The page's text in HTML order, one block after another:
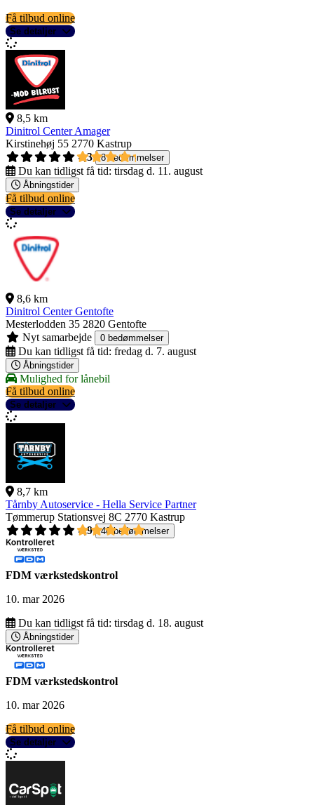
Få tilbud online
Se detaljer
8,5 km
Dinitrol Center Amager
Kirstinehøj 55 2770 Kastrup
4,3
8 bedømmelser
Du kan tidligst få tid: tirsdag d. 11. august
Åbningstider
Få tilbud online
Se detaljer
8,6 km
Dinitrol Center Gentofte
Mesterlodden 35 2820 Gentofte
Nyt samarbejde
0 bedømmelser
Du kan tidligst få tid: fredag d. 7. august
Åbningstider
Mulighed for lånebil
Få tilbud online
Se detaljer
8,7 km
Tårnby Autoservice - Hella Service Partner
Tømmerup Stationsvej 8C 2770 Kastrup
4,9
40 bedømmelser
FDM værkstedskontrol
10. mar 2026
Du kan tidligst få tid: tirsdag d. 18. august
Åbningstider
FDM værkstedskontrol
10. mar 2026
Få tilbud online
Se detaljer